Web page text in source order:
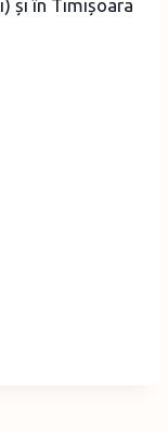
și în Timișoara